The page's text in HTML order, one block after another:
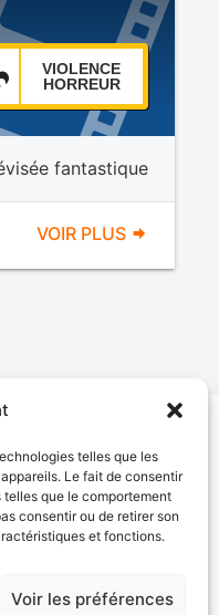
telles que les
Le fait de consentir
que le comportement
consentir ou de retirer son
et fonctions.
Voir les préférences
VIOLENCE
HORREUR
fantastique
VOIR PLUS